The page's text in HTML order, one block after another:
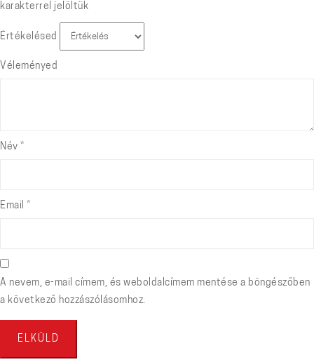
karakterrel jelöltük
Értékelésed
Véleményed
Név *
Email *
A nevem, e-mail címem, és weboldalcímem mentése a böngészőben
a következő hozzászólásomhoz.